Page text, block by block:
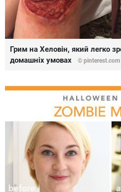
Грим на Хеловін, який легко
домашніх умовах
© pinterest.com